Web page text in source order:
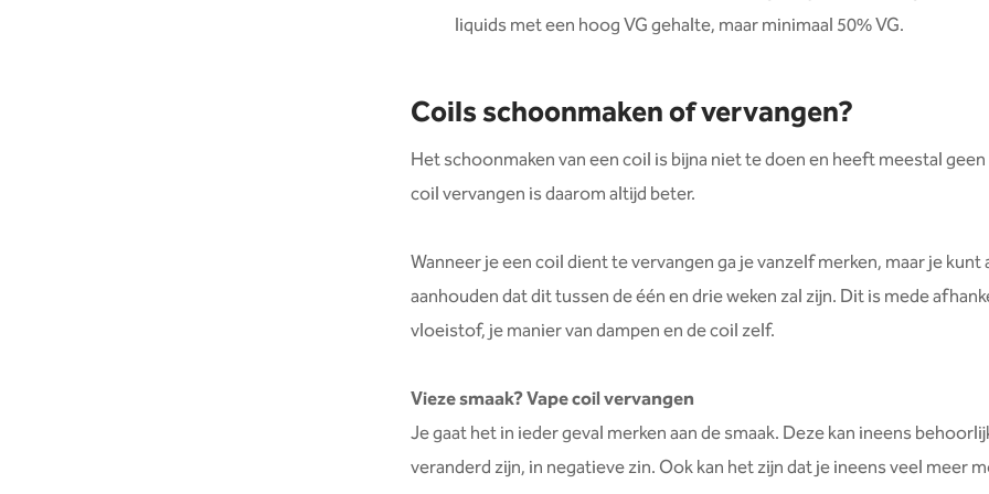
liquids met een hoog VG gehalte, maar minimaal 50% VG.
Coils schoonmaken of vervangen?
Het schoonmaken van een coil is bijna niet te doen en heeft meestal
coil vervangen is daarom altijd beter.
Wanneer je een coil dient te vervangen ga je vanzelf merken, maar je kunt
aanhouden dat dit tussen de één en drie weken zal zijn. Dit is mede
vloeistof, je manier van dampen en de coil zelf.
Vieze smaak? Vape coil vervangen
Je gaat het in ieder geval merken aan de smaak. Deze kan ineens
veranderd zijn, in negatieve zin. Ook kan het zijn dat je ineens veel meer